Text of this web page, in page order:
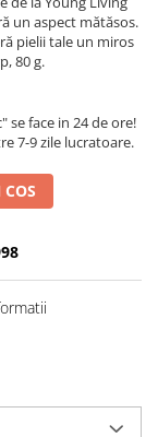
un aspect mătăsos.
pielii tale un miros
80 g.
se face in 24 de ore!
7-9 zile lucratoare.